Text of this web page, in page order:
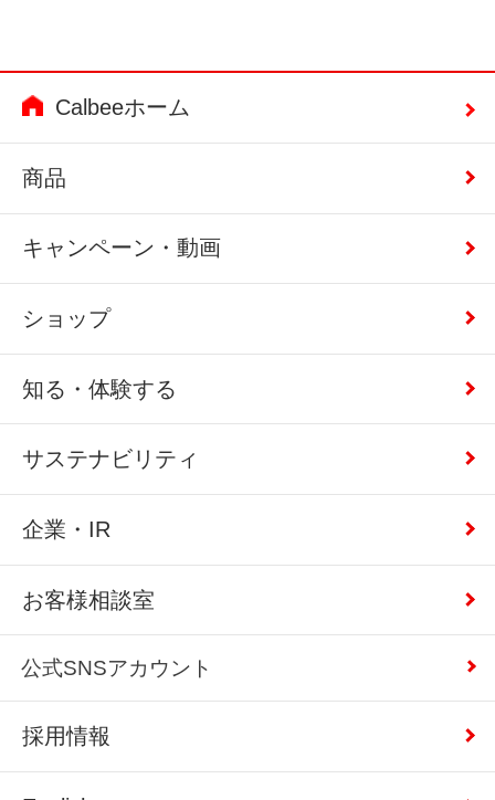
Calbeeホーム
商品
キャンペーン・動画
ショップ
知る・体験する
サステナビリティ
企業・IR
お客様相談室
公式SNSアカウント
採用情報